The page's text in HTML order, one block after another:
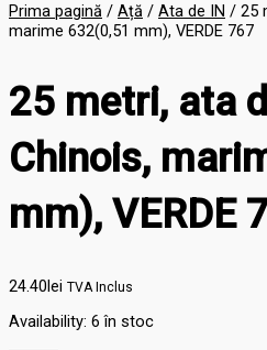
Prima pagină / Ață / Ata de IN / 25
marime 632(0,51 mm), VERDE 767
25 metri, ata
Chinois,
mm), VERDE
24.40lei TVA Inclus
Availability: 6 în stoc